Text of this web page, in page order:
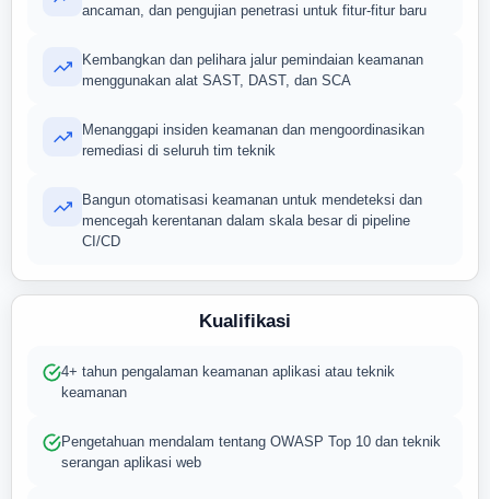
ancaman, dan pengujian penetrasi untuk fitur-fitur baru
Kembangkan dan pelihara jalur pemindaian keamanan
menggunakan alat SAST, DAST, dan SCA
Menanggapi insiden keamanan dan mengoordinasikan
remediasi di seluruh tim teknik
Bangun otomatisasi keamanan untuk mendeteksi dan
mencegah kerentanan dalam skala besar di pipeline
CI/CD
Kualifikasi
4+ tahun pengalaman keamanan aplikasi atau teknik
keamanan
Pengetahuan mendalam tentang OWASP Top 10 dan teknik
serangan aplikasi web